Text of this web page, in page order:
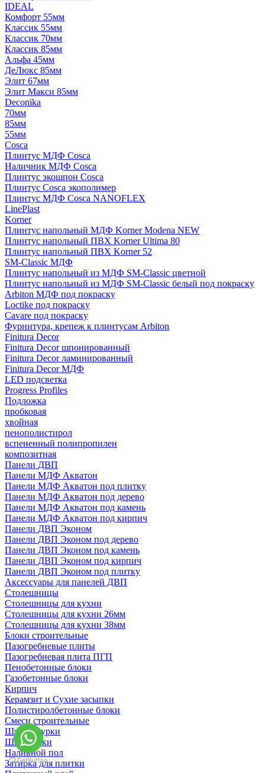
IDEAL
Комфорт 55мм
Классик 55мм
Классик 70мм
Классик 85мм
Альфа 45мм
ДеЛюкс 85мм
Элит 67мм
Элит Макси 85мм
Deconika
70мм
85мм
55мм
Cosca
Плинтус МДФ Cosca
Наличник МДФ Cosca
Плинтус экошпон Cosca
Плинтус Cosca экополимер
Плинтус МДФ Cosca NANOFLEX
LinePlast
Korner
Плинтус напольный МДФ Korner Modena NEW
Плинтус напольный ПВХ Korner Ultima 80
Плинтус напольный ПВХ Korner 52
SM-Classic МДФ
Плинтус напольный из МДФ SM-Classic цветной
Плинтус напольный из МДФ SM-Classic белый под покраску
Arbiton МДФ под покраску
Loctike под покраску
Cavare под покраску
Фурнитура, крепеж к плинтусам Arbiton
Finitura Decor
Finitura Decor шпонированный
Finitura Decor ламинированный
Finitura Decor МДФ
LED подсветка
Progress Profiles
Подложка
пробковая
хвойная
пенополистирол
вспененный полипропилен
композитная
Панели ДВП
Панели МДФ Акватон
Панели МДФ Акватон под плитку
Панели МДФ Акватон под дерево
Панели МДФ Акватон под камень
Панели МДФ Акватон под кирпич
Панели ДВП Эконом
Панели ДВП Эконом под дерево
Панели ДВП Эконом под камень
Панели ДВП Эконом под кирпич
Панели ДВП Эконом под плитку
Аксессуары для панелей ДВП
Столешницы
Столешницы для кухни
Столешницы для кухни 26мм
Столешницы для кухни 38мм
Блоки строительные
Пазогребневые плиты
Пазогребневая плита ПГП
Пенобетонные блоки
Газобетонные блоки
Кирпич
Керамзит и Сухие засыпки
Полистиролбетонные блоки
Смеси строительные
Штукартурки
Шпаклевки
Наливной пол
Затирка для плитки